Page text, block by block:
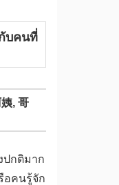
บคนที่
, 哥
ปกติมาก
อคนรู้จัก